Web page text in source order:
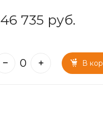
46 735 руб.
В